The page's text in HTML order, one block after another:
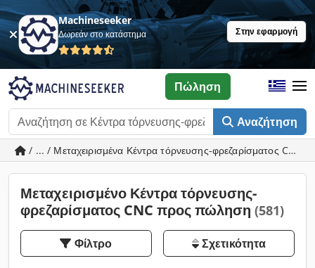
Machineseeker
Δωρεάν στο κατάστημα Στην εφαρμογή
Αναζήτηση
Πώληση
/ ... / Μεταχειρισμένα Κέντρα τόρνευσης-φρεζαρίσματος CNC
Μεταχειρισμένο Κέντρα τόρνευσης-
φρεζαρίσματος CNC προς πώληση (581)
Φίλτρο Σχετικότητα